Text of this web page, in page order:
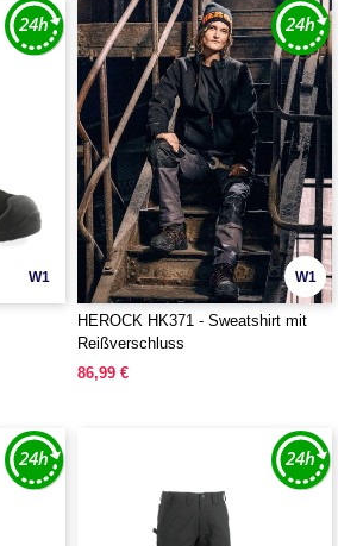
W1 W1
HEROCK HK371 - Sweatshirt mit
Reißverschluss
86,99 €